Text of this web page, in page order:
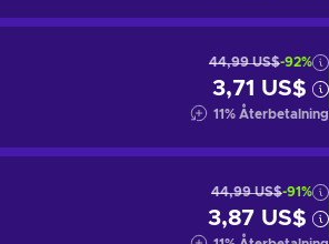
44,99 US$-92%
3,71 US$
11% Återbetalning
44,99 US$-91%
3,87 US$